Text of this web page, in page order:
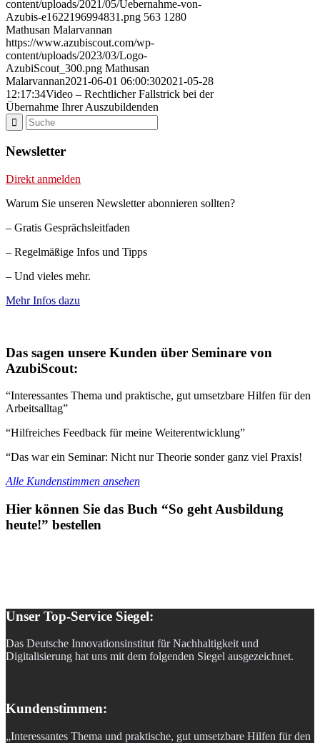
content/uploads/2021/05/Uebernahme-von-
Azubis-e1622196994831.png 563 1280
Mathusan Malarvannan
https://www.azubiscout.com/wp-
content/uploads/2023/03/Logo-
AzubiScout_300.png Mathusan
Malarvannan2021-06-01 06:00:302021-05-28
12:17:34Video – Rechtlicher Fallstrick bei der
Übernahme Ihrer Auszubildenden
Newsletter
Direkt anmelden
Warum Sie unseren Newsletter abonnieren sollten?
– Gratis Gesprächsleitfaden
– Regelmäßige Infos und Tipps
– Und vieles mehr.
Mehr Infos dazu
Das sagen unsere Kunden über Seminare von
AzubiScout:
“Interessantes Thema und praktische, gut umsetzbare Hilfen für den
Arbeitsalltag”
“Hilfreiches Feedback für meine Weiterentwicklung”
“Das war ein Seminar: Nicht nur Theorie sonder ganz viel Praxis!
Alle Kundenstimmen ansehen
Hier können Sie das Buch “So geht Ausbildung
heute!” bestellen
Unser Top-Service Siegel:
Das Deutsche Innovationsinstitut für Nachhaltigkeit und
Digitalisierung hat uns mit dem folgenden Siegel ausgezeichnet.
Kundenstimmen:
„Interessantes Thema und praktische, gut umsetzbare Hilfen für den